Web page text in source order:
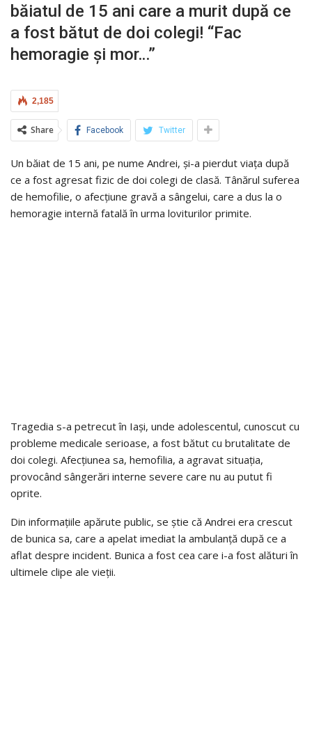
băiatul de 15 ani care a murit după ce
a fost bătut de doi colegi! “Fac
hemoragie și mor…”
2,185
Share Facebook Twitter
Un băiat de 15 ani, pe nume Andrei, și-a pierdut viața după
ce a fost agresat fizic de doi colegi de clasă. Tânărul suferea
de hemofilie, o afecțiune gravă a sângelui, care a dus la o
hemoragie internă fatală în urma loviturilor primite.
Tragedia s-a petrecut în Iași, unde adolescentul, cunoscut cu
probleme medicale serioase, a fost bătut cu brutalitate de
doi colegi. Afecțiunea sa, hemofilia, a agravat situația,
provocând sângerări interne severe care nu au putut fi
oprite.
Din informațiile apărute public, se știe că Andrei era crescut
de bunica sa, care a apelat imediat la ambulanță după ce a
aflat despre incident. Bunica a fost cea care i-a fost alături în
ultimele clipe ale vieții.